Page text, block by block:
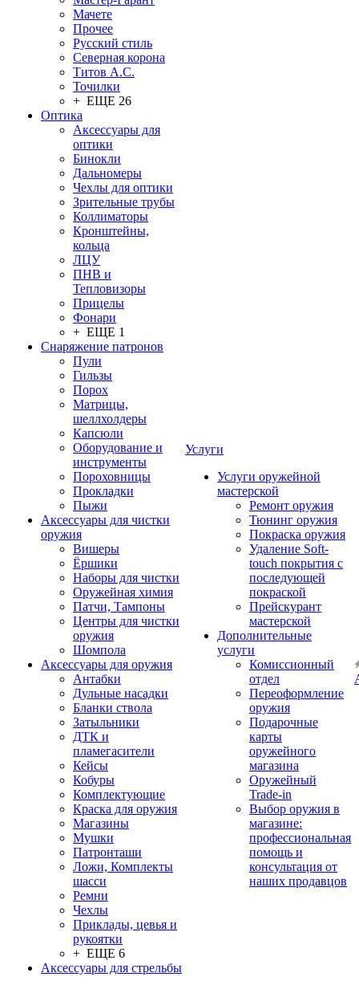
Мачете
Прочее
Русский стиль
Северная корона
Титов А.С.
Точилки
+ ЕЩЕ 26
Оптика
Аксессуары для
оптики
Бинокли
Дальномеры
Чехлы для оптики
Зрительные трубы
Коллиматоры
Кронштейны,
кольца
ЛЦУ
ПНВ и
Тепловизоры
Прицелы
Фонари
+ ЕЩЕ 1
Снаряжение патронов
Пули
Гильзы
Порох
Матрицы,
шеллхолдеры
Капсюли
Оборудование и
инструменты
Пороховницы
Прокладки
Пыжи
Аксессуары для чистки
оружия
Вишеры
Ёршики
Наборы для чистки
Оружейная химия
Патчи, Тампоны
Центры для чистки
оружия
Шомпола
Аксессуары для оружия
Антабки
Дульные насадки
Бланки ствола
Затыльники
ДТК и
пламегасители
Кейсы
Кобуры
Комплектующие
Краска для оружия
Магазины
Мушки
Патронташи
Ложи, Комплекты
шасси
Ремни
Чехлы
Приклады, цевья и
рукоятки
+ ЕЩЕ 6
Аксессуары для стрельбы
Услуги
Услуги оружейной
мастерской
Ремонт оружия
Тюнинг оружия
Покраска оружия
Удаление Soft-
touch покрытия с
последующей
покраской
Прейскурант
мастерской
Дополнительные
услуги
Комиссионный
отдел
Переоформление
оружия
Подарочные
карты
оружейного
магазина
Оружейный
Trade-in
Выбор оружия в
магазине:
профессиональная
помощь и
консультация от
наших продавцов